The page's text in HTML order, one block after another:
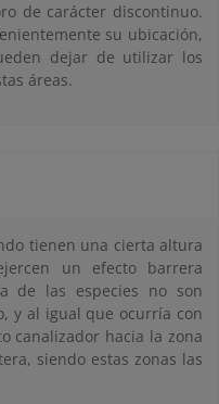
de carácter discontinuo.
su ubicación,
dejar de utilizar los
áreas.
tienen una cierta altura
un efecto barrera
de las especies no son
y al igual que ocurría con
canalizador hacia la zona
siendo estas zonas las